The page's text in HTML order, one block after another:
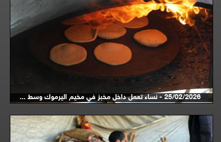
25/02/2026 - نساء تعمل داخل مخبز في مخيم اليرموك وسط ...